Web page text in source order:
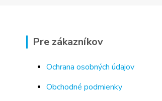
Pre zákazníkov
Ochrana osobných údajov
Obchodné podmienky